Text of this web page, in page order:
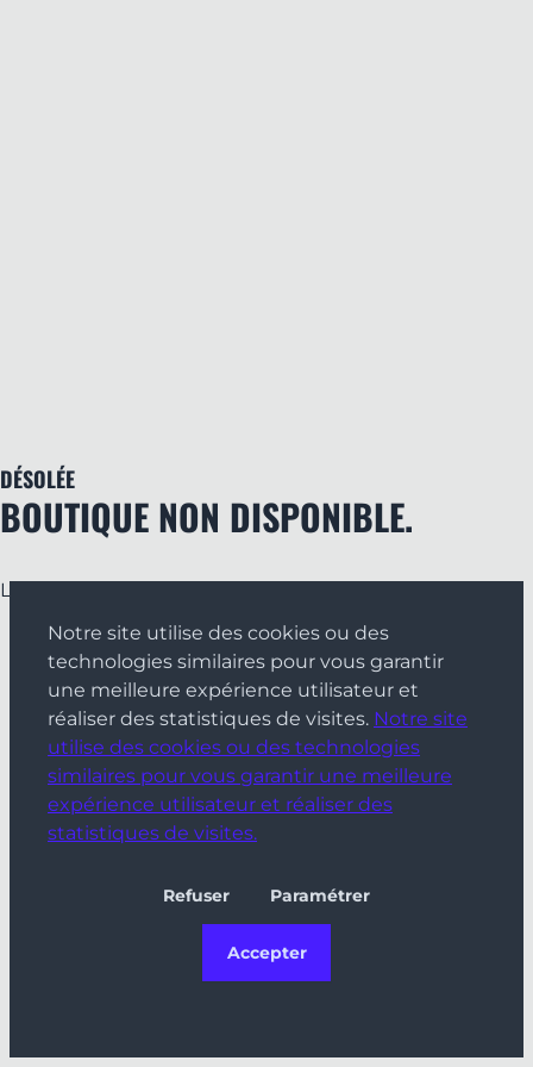
DÉSOLÉE
BOUTIQUE NON DISPONIBLE.
La boutique n'est pas disponible dans votre pays
Notre site utilise des cookies ou des
technologies similaires pour vous garantir
une meilleure expérience utilisateur et
réaliser des statistiques de visites. Notre site
utilise des cookies ou des technologies
similaires pour vous garantir une meilleure
expérience utilisateur et réaliser des
statistiques de visites.
Refuser Paramétrer
Accepter